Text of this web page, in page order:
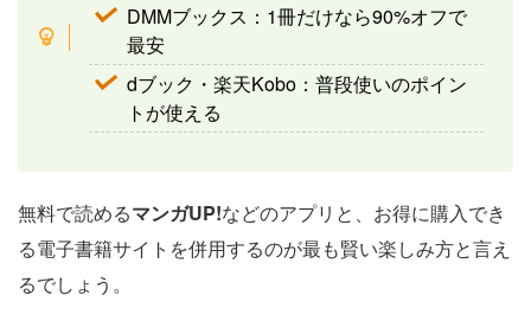
DMMブックス：1冊だけなら90%オフで
最安
dブック・楽天Kobo：普段使いのポイン
トが使える
無料で読めるマンガUP!などのアプリと、お得に購入でき
る電子書籍サイトを併用するのが最も賢い楽しみ方と言え
るでしょう。